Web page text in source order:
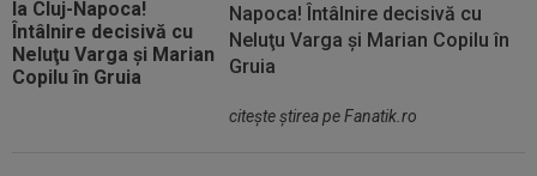
Napoca! Întâlnire decisivă cu
Neluţu Varga şi Marian Copilu în
Gruia
citeşte ştirea pe Fanatik.ro